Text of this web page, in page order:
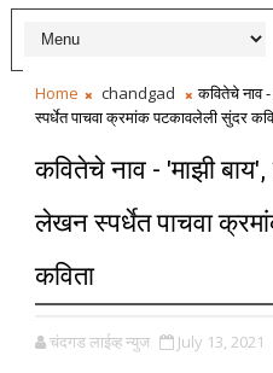
Home chandgad
कवितेचे नाव
स्पर्धेत पाचवा क्रमांक पटकावलेली सुंदर
कवितेचे नाव - 'माझी
लेखन स्पर्धेत पाचवा
कविता
चंदगड लाईव्ह न्युज July 13, 2021